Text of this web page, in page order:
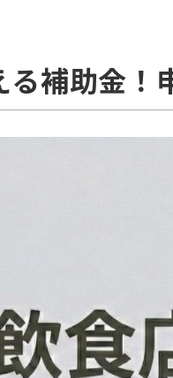
補助金